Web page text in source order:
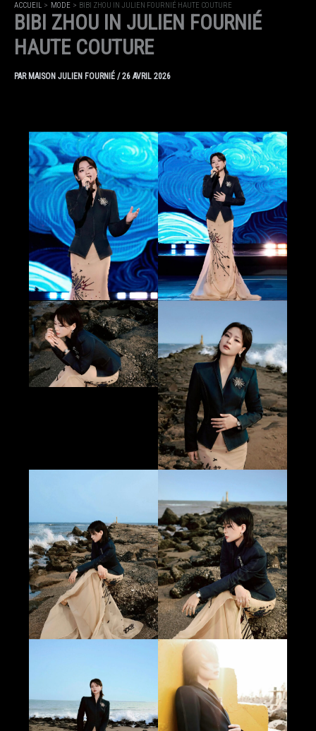
ACCUEIL MODE BIBI ZHOU IN JULIEN FOURNIÉ HAUTE COUTURE
BIBI ZHOU IN JULIEN FOURNIÉ
HAUTE COUTURE
PAR MAISON JULIEN FOURNIÉ /26 AVRIL 2026